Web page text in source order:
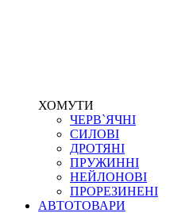
ХОМУТИ
ЧЕРВ`ЯЧНІ
СИЛОВІ
ДРОТЯНІ
ПРУЖИННІ
НЕЙЛОНОВІ
ПРОРЕЗИНЕНІ
АВТОТОВАРИ